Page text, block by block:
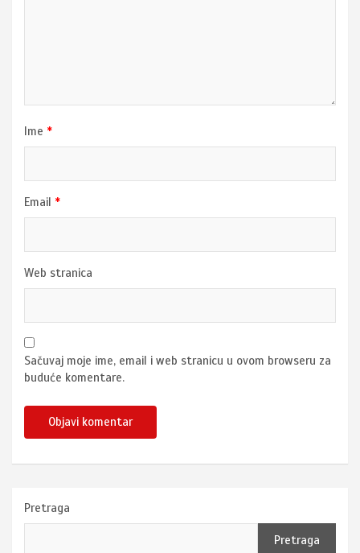
Ime *
Email *
Web stranica
Sačuvaj moje ime, email i web stranicu u ovom browseru za
buduće komentare.
Pretraga
Pretraga